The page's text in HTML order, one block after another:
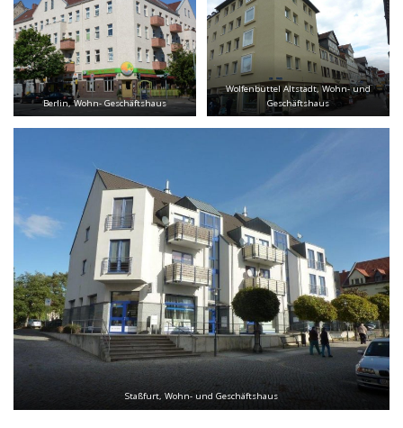
Berlin, Wohn- Geschäftshaus
Wolfenbüttel Altstadt, Wohn- und
Geschäftshaus
Staßfurt, Wohn- und Geschäftshaus